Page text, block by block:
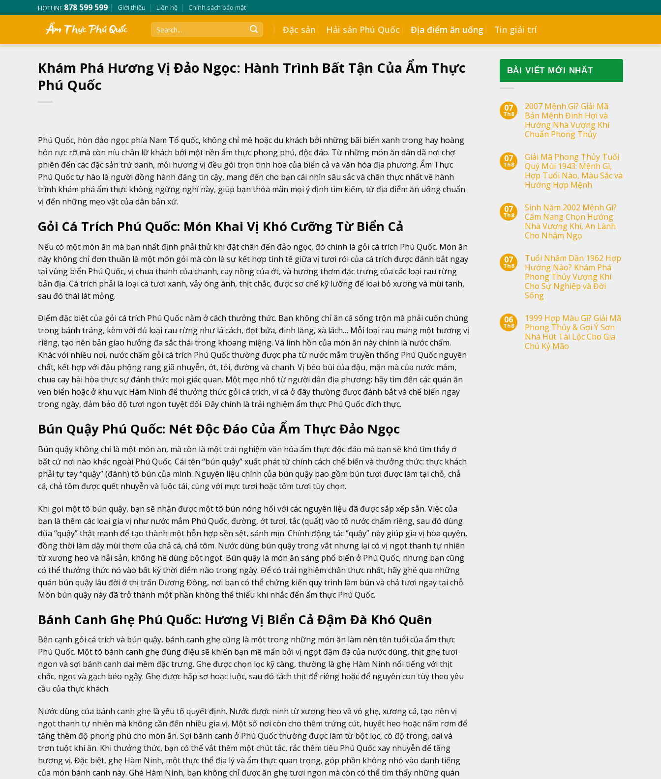
to
HOTLINE 878 599 599 Giới thiệu Liên hệ Chính sách bảo mật
Đặc sản Hải sản Phú Quốc Địa điểm ăn uống Tin giải trí
Khám Phá Hương Vị Đảo Ngọc: Hành Trình Bất Tận Của Ẩm Thực
Phú Quốc
Phú Quốc, hòn đảo ngọc phía Nam Tổ quốc, không chỉ mê hoặc du khách bởi những bãi biển xanh trong hay hoàng
hôn rực rỡ mà còn níu chân lữ khách bởi một nền ẩm thực phong phú, độc đáo. Từ những món ăn dân dã nơi chợ
phiên đến các đặc sản trứ danh, mỗi hương vị đều gói trọn tinh hoa của biển cả và văn hóa địa phương. Ẩm Thực
Phú Quốc tự hào là người đồng hành đáng tin cậy, mang đến cho bạn cái nhìn sâu sắc và chân thực nhất về hành
trình khám phá ẩm thực không ngừng nghỉ này, giúp bạn thỏa mãn mọi ý định tìm kiếm, từ địa điểm ăn uống chuẩn
vị đến những mẹo vặt của dân bản xứ.
Gỏi Cá Trích Phú Quốc: Món Khai Vị Khó Cưỡng Từ Biển Cả
Nếu có một món ăn mà bạn nhất định phải thử khi đặt chân đến đảo ngọc, đó chính là gỏi cá trích Phú Quốc. Món ăn
này không chỉ đơn thuần là một món gỏi mà còn là sự kết hợp tinh tế giữa vị tươi rói của cá trích được đánh bắt ngay
tại vùng biển Phú Quốc, vị chua thanh của chanh, cay nồng của ớt, và hương thơm đặc trưng của các loại rau rừng
bản địa. Cá trích phải là loại cá tươi xanh, vảy óng ánh, thịt chắc, được sơ chế kỹ lưỡng để loại bỏ xương và mùi tanh,
sau đó thái lát mỏng.
Điểm đặc biệt của gỏi cá trích Phú Quốc nằm ở cách thưởng thức. Bạn không chỉ ăn cá sống trộn mà phải cuốn chúng
trong bánh tráng, kèm với đủ loại rau rừng như lá cách, đọt bứa, đinh lăng, xà lách… Mỗi loại rau mang một hương vị
riêng, tạo nên bản giao hưởng đa sắc thái trong khoang miệng. Và linh hồn của món ăn này chính là nước chấm.
Khác với nhiều nơi, nước chấm gỏi cá trích Phú Quốc thường được pha từ nước mắm truyền thống Phú Quốc nguyên
chất, kết hợp với đậu phộng rang giã nhuyễn, ớt, tỏi, đường và chanh. Vị béo bùi của đậu, mặn mà của nước mắm,
chua cay hài hòa thực sự đánh thức mọi giác quan. Một mẹo nhỏ từ người dân địa phương: hãy tìm đến các quán ăn
ven biển hoặc ở khu vực Hàm Ninh để thưởng thức gỏi cá trích, vì cá ở đây thường được đánh bắt và chế biến ngay
trong ngày, đảm bảo độ tươi ngon tuyệt đối. Đây chính là trải nghiệm ẩm thực Phú Quốc đích thực.
Bún Quậy Phú Quốc: Nét Độc Đáo Của Ẩm Thực Đảo Ngọc
Bún quậy không chỉ là một món ăn, mà còn là một trải nghiệm văn hóa ẩm thực độc đáo mà bạn sẽ khó tìm thấy ở
bất cứ nơi nào khác ngoài Phú Quốc. Cái tên “bún quậy” xuất phát từ chính cách chế biến và thưởng thức: thực khách
phải tự tay “quậy” (đánh) tô bún của mình. Nguyên liệu chính của bún quậy bao gồm bún tươi được làm tại chỗ, chả
cá, chả tôm được quết nhuyễn và luộc tái, cùng với mực tươi hoặc tôm tươi tùy chọn.
Khi gọi một tô bún quậy, bạn sẽ nhận được một tô bún nóng hổi với các nguyên liệu đã được sắp xếp sẵn. Việc của
bạn là thêm các loại gia vị như nước mắm Phú Quốc, đường, ớt tươi, tắc (quất) vào tô nước chấm riêng, sau đó dùng
đũa “quậy” thật mạnh để tạo thành một hỗn hợp sền sệt, sánh mịn. Chính động tác “quậy” này giúp gia vị hòa quyện,
đồng thời làm dậy mùi thơm của chả cá, chả tôm. Nước dùng bún quậy trong vắt nhưng lại có vị ngọt thanh tự nhiên
từ xương heo và hải sản, không hề dùng bột ngọt. Bún quậy là món ăn sáng phổ biến ở Phú Quốc, nhưng bạn cũng
có thể thưởng thức nó vào bất kỳ thời điểm nào trong ngày. Để có trải nghiệm chân thực nhất, hãy ghé qua những
quán bún quậy lâu đời ở thị trấn Dương Đông, nơi bạn có thể chứng kiến quy trình làm bún và chả tươi ngay tại chỗ.
Món bún quậy này đã trở thành một phần không thể thiếu khi nhắc đến ẩm thực Phú Quốc.
Bánh Canh Ghẹ Phú Quốc: Hương Vị Biển Cả Đậm Đà Khó Quên
Bên cạnh gỏi cá trích và bún quậy, bánh canh ghẹ cũng là một trong những món ăn làm nên tên tuổi của ẩm thực
Phú Quốc. Một tô bánh canh ghẹ đúng điệu sẽ khiến bạn mê mẩn bởi vị ngọt đậm đà của nước dùng, thịt ghẹ tươi
ngon và sợi bánh canh dai mềm đặc trưng. Ghẹ được chọn lọc kỹ càng, thường là ghẹ Hàm Ninh nổi tiếng với thịt
chắc, ngọt và gạch béo ngậy. Ghẹ được hấp sơ hoặc luộc, sau đó tách thịt để riêng hoặc để nguyên con tùy theo yêu
cầu của thực khách.
Nước dùng của bánh canh ghẹ là yếu tố quyết định. Nước được ninh từ xương heo và vỏ ghẹ, xương cá, tạo nên vị
ngọt thanh tự nhiên mà không cần đến nhiều gia vị. Một số nơi còn cho thêm trứng cút, huyết heo hoặc nấm rơm để
tăng thêm độ phong phú cho món ăn. Sợi bánh canh ở Phú Quốc thường được làm từ bột lọc, có độ trong, dai và
trơn tuột khi ăn. Khi thưởng thức, bạn có thể vắt thêm một chút tắc, rắc thêm tiêu Phú Quốc xay nhuyễn để tăng
hương vị. Đặc biệt, ghẹ Hàm Ninh, một thực thể địa lý và ẩm thực quan trọng, góp phần không nhỏ vào danh tiếng
của món bánh canh này. Ghé Hàm Ninh, bạn không chỉ được ăn ghẹ tươi ngon mà còn có thể tìm thấy những quán
BÀI VIẾT MỚI NHẤT
07
Th8
2007 Mệnh Gì? Giải Mã
Bản Mệnh Đinh Hợi và
Hướng Nhà Vượng Khí
Chuẩn Phong Thủy
07
Th8
Giải Mã Phong Thủy Tuổi
Quý Mùi 1943: Mệnh Gì,
Hợp Tuổi Nào, Màu Sắc và
Hướng Hợp Mệnh
07
Th8
Sinh Năm 2002 Mệnh Gì?
Cẩm Nang Chọn Hướng
Nhà Vượng Khí, An Lành
Cho Nhâm Ngọ
07
Th8
Tuổi Nhâm Dần 1962 Hợp
Hướng Nào? Khám Phá
Phong Thủy Vượng Khí
Cho Sự Nghiệp và Đời
Sống
06
Th8
1999 Hợp Màu Gì? Giải Mã
Phong Thủy & Gợi Ý Sơn
Nhà Hút Tài Lộc Cho Gia
Chủ Kỷ Mão